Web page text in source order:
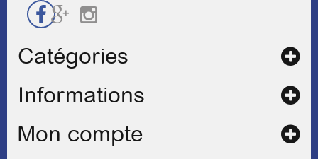
Catégories
Informations
Mon compte